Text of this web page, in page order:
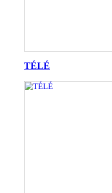
TÉLÉ